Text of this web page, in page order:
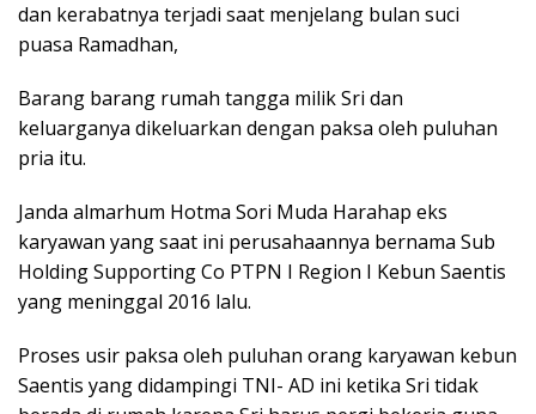
dan kerabatnya terjadi saat menjelang bulan suci
puasa Ramadhan,
Barang barang rumah tangga milik Sri dan
keluarganya dikeluarkan dengan paksa oleh puluhan
pria itu.
Janda almarhum Hotma Sori Muda Harahap eks
karyawan yang saat ini perusahaannya bernama Sub
Holding Supporting Co PTPN I Region I Kebun Saentis
yang meninggal 2016 lalu.
Proses usir paksa oleh puluhan orang karyawan kebun
Saentis yang didampingi TNI- AD ini ketika Sri tidak